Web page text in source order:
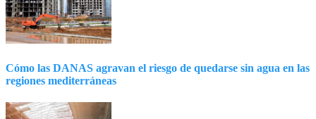
Cómo las DANAS agravan el riesgo de quedarse sin agua en las
regiones mediterráneas